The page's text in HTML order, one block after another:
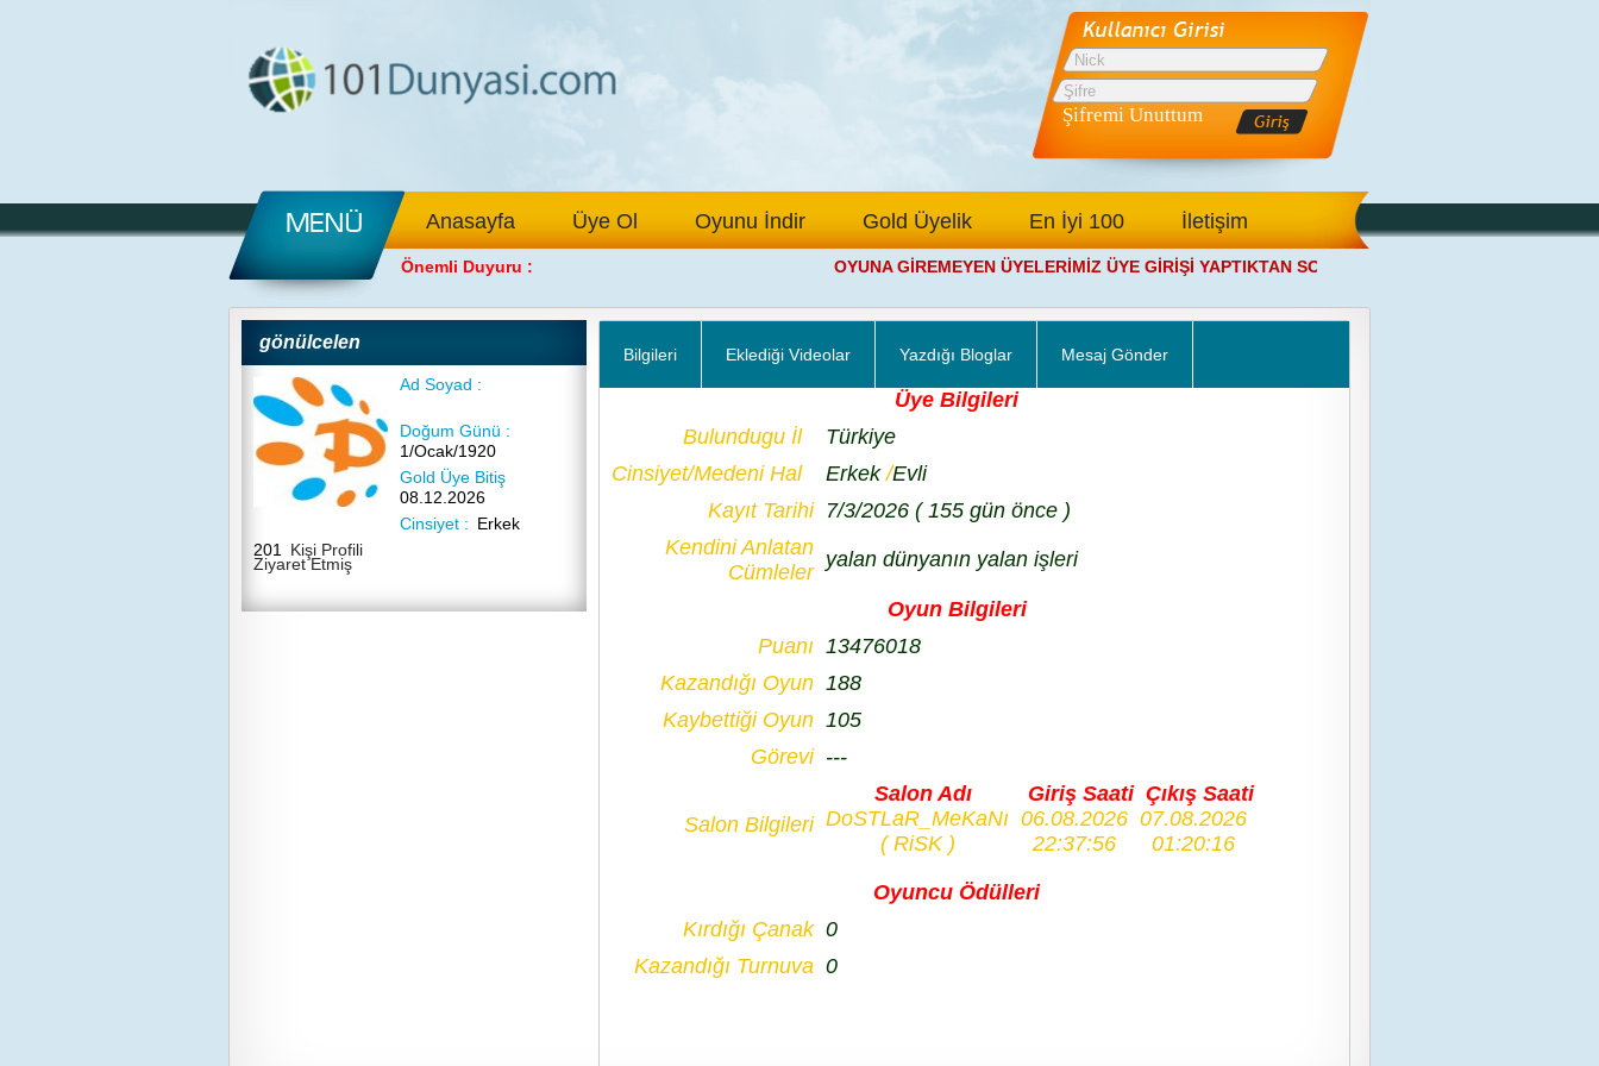
Şifremi Unuttum
Anasayfa Üye Ol Oyunu İndir Gold Üyelik En İyi 100 İletişim
Önemli Duyuru : OYUNA GİREMEYEN ÜYELERİMİZ ÜYE GİRİŞİ YAPTIKTAN SONRA ANA SAYFAMIZDAN SALONA
gönülcelen
Ad Soyad :
Doğum Günü :
1/Ocak/1920
Gold Üye Bitiş
08.12.2026
Cinsiyet : Erkek
201
Kişi Profili
Ziyaret Etmiş
Bilgileri Eklediği Videolar Yazdığı Bloglar Mesaj Gönder
Üye Bilgileri
Bulundugu İl
Türkiye
Cinsiyet/Medeni Hal
Erkek/Evli
Kayıt Tarihi 7/3/2026 ( 155 gün önce )
Kendini Anlatan
Cümleler
yalan dünyanın yalan işleri
Oyun Bilgileri
Puanı 13476018
Kazandığı Oyun 188
Kaybettiği Oyun 105
Görevi ---
Salon Bilgileri
Salon Adı Giriş Saati Çıkış Saati
DoSTLaR_MeKaNı
( RiSK )
06.08.2026
22:37:56
07.08.2026
01:20:16
Oyuncu Ödülleri
Kırdığı Çanak 0
Kazandığı Turnuva 0